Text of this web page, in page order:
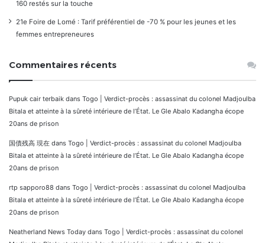
160 restés sur la touche
21e Foire de Lomé : Tarif préférentiel de -70 % pour les jeunes et les
femmes entrepreneures
Commentaires récents
Pupuk cair terbaik dans Togo | Verdict-procès : assassinat du colonel Madjoulba
Bitala et atteinte à la sûreté intérieure de l’État. Le Gle Abalo Kadangha écope
20ans de prison
国債残高 現在 dans Togo | Verdict-procès : assassinat du colonel Madjoulba
Bitala et atteinte à la sûreté intérieure de l’État. Le Gle Abalo Kadangha écope
20ans de prison
rtp sapporo88 dans Togo | Verdict-procès : assassinat du colonel Madjoulba
Bitala et atteinte à la sûreté intérieure de l’État. Le Gle Abalo Kadangha écope
20ans de prison
Neatherland News Today dans Togo | Verdict-procès : assassinat du colonel